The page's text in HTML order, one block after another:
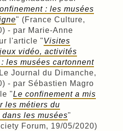
: les musées
" (France Culture,
- par Marie-Anne
l'article "Visites
vidéo, activités
les musées cartonnent
Journal du Dimanche,
- par Sébastien Magro
"Le confinement a mis
les métiers du
les musées"
Forum, 19/05/2020)